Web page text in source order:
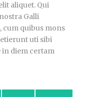
aliquet. Qui
Galli
cum quibus mons
uti sibi
in diem certam